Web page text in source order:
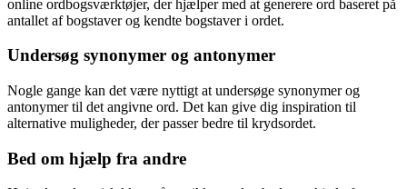
online ordbogsværktøjer, der hjælper med at generere ord baseret på
antallet af bogstaver og kendte bogstaver i ordet.
Undersøg synonymer og antonymer
Nogle gange kan det være nyttigt at undersøge synonymer og
antonymer til det angivne ord. Det kan give dig inspiration til
alternative muligheder, der passer bedre til krydsordet.
Bed om hjælp fra andre